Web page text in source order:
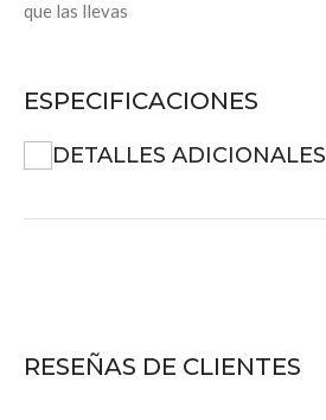
que las llevas
ESPECIFICACIONES
DETALLES ADICIONALES
RESEÑAS DE CLIENTES